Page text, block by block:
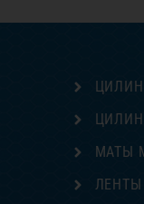
МАТЫ